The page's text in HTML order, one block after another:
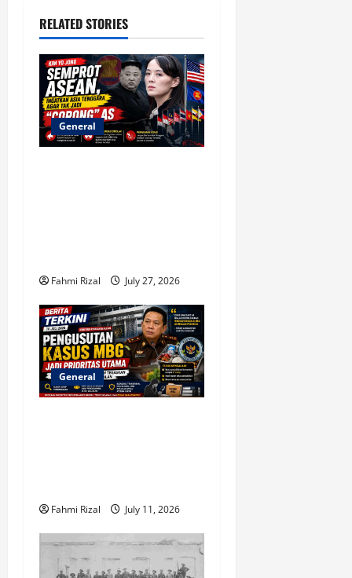
g
a
t
i
o
RELATED STORIES
General
Fahmi Rizal July 27, 2026
General
Fahmi Rizal July 11, 2026